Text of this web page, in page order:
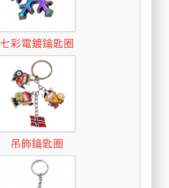
七彩電鍍鑰匙圈
吊飾鑰匙圈